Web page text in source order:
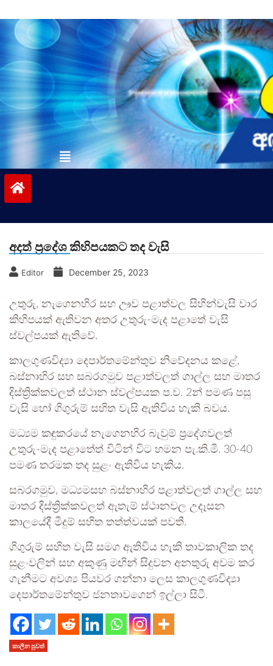
to
contentvinivida.lk
අදත් ප්‍රදේශ කිහිපයකට තද වැසි
Editor December 25, 2023
උතුරු, නැගෙනහිර සහ ඌව පළාත්වල සිහින්වැසි වාර
කිහිපයක් ඇතිවන අතර උතුරු-මැද පළාතේ වැසි
ස්වල්පයක් ඇතිවේ.
කාලගුණවිද්‍යා දෙපාර්තමේන්තුව නිවේදනය කළේ,
බස්නාහිර සහ සබරගමුව පළාත්වලත් ගාල්ල සහ මාතර
දිස්ත්‍රික්කවලත් ස්ථාන ස්වල්පයක ප.ව. 2න් පමණ පසු
වැසි හෝ ගිගුරුම් සහිත වැසි ඇතිවිය හැකි බවය.
මධ්‍යම කඳුකරයේ නැගෙනහිර බැවුම් ප්‍රදේශවලත්
උතුරු-මැද පළාතේත් විටින් විට හමන පැ.කි.මී. 30-40
පමණ තරමක තද සුළං ඇතිවිය හැකිය.
සබරගමුව, මධ්‍යමසහ බස්නාහිර පළාත්වලත් ගාල්ල සහ
මාතර දිස්ත්‍රික්කවලත් ඇතැම් ස්ථානවල උදෑසන
කාලයේදී මීදුම් සහිත තත්ත්වයක් පවතී.
ගිගුරුම් සහිත වැසි සමග ඇතිවිය හැකි තාවකාලික තද
සුළංවලින් සහ අකුණු මඟින් සිදුවන අනතුරු අවම කර
ගැනීමට අවශ්‍ය පියවර ගන්නා ලෙස කාලගුණවිද්‍යා
දෙපාර්තමේන්තුව ජනතාවගෙන් ඉල්ලා සිටී.
කාලීන පුවත්